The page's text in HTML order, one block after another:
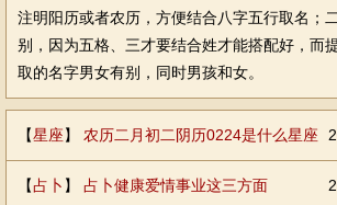
注明阳历或者农历，方便结合八字五行取名；
别，因为五格、三才要结合姓才能搭配好，而
取的名字男女有别，同时男孩和女。
【星座】 农历二月初二阴历0224是什么星座
【占卜 】 占卜健康爱情事业这三方面